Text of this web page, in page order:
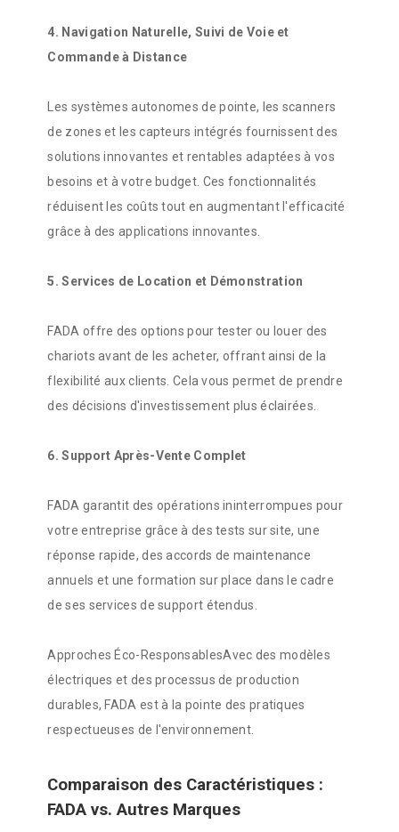
4. Navigation Naturelle, Suivi de Voie et
Commande à Distance
Les systèmes autonomes de pointe, les scanners
de zones et les capteurs intégrés fournissent des
solutions innovantes et rentables adaptées à vos
besoins et à votre budget. Ces fonctionnalités
réduisent les coûts tout en augmentant l'efficacité
grâce à des applications innovantes.
5. Services de Location et Démonstration
FADA offre des options pour tester ou louer des
chariots avant de les acheter, offrant ainsi de la
flexibilité aux clients. Cela vous permet de prendre
des décisions d'investissement plus éclairées.
6. Support Après-Vente Complet
FADA garantit des opérations ininterrompues pour
votre entreprise grâce à des tests sur site, une
réponse rapide, des accords de maintenance
annuels et une formation sur place dans le cadre
de ses services de support étendus.
Approches Éco-ResponsablesAvec des modèles
électriques et des processus de production
durables, FADA est à la pointe des pratiques
respectueuses de l'environnement.
Comparaison des Caractéristiques :
FADA vs. Autres Marques